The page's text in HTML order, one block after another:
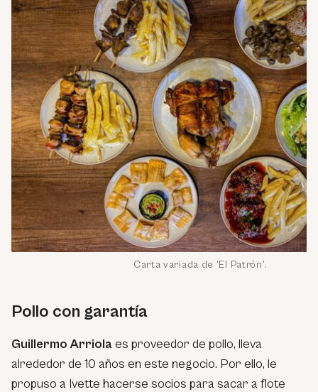
Carta variada de ‘El Patrón’.
Pollo con garantía
Guillermo Arriola es proveedor de pollo, lleva
alrededor de 10 años en este negocio. Por ello, le
propuso a Ivette hacerse socios para sacar a flote